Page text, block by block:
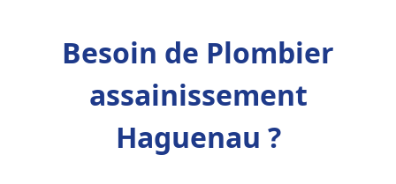
Besoin de Plombier
assainissement
Haguenau ?